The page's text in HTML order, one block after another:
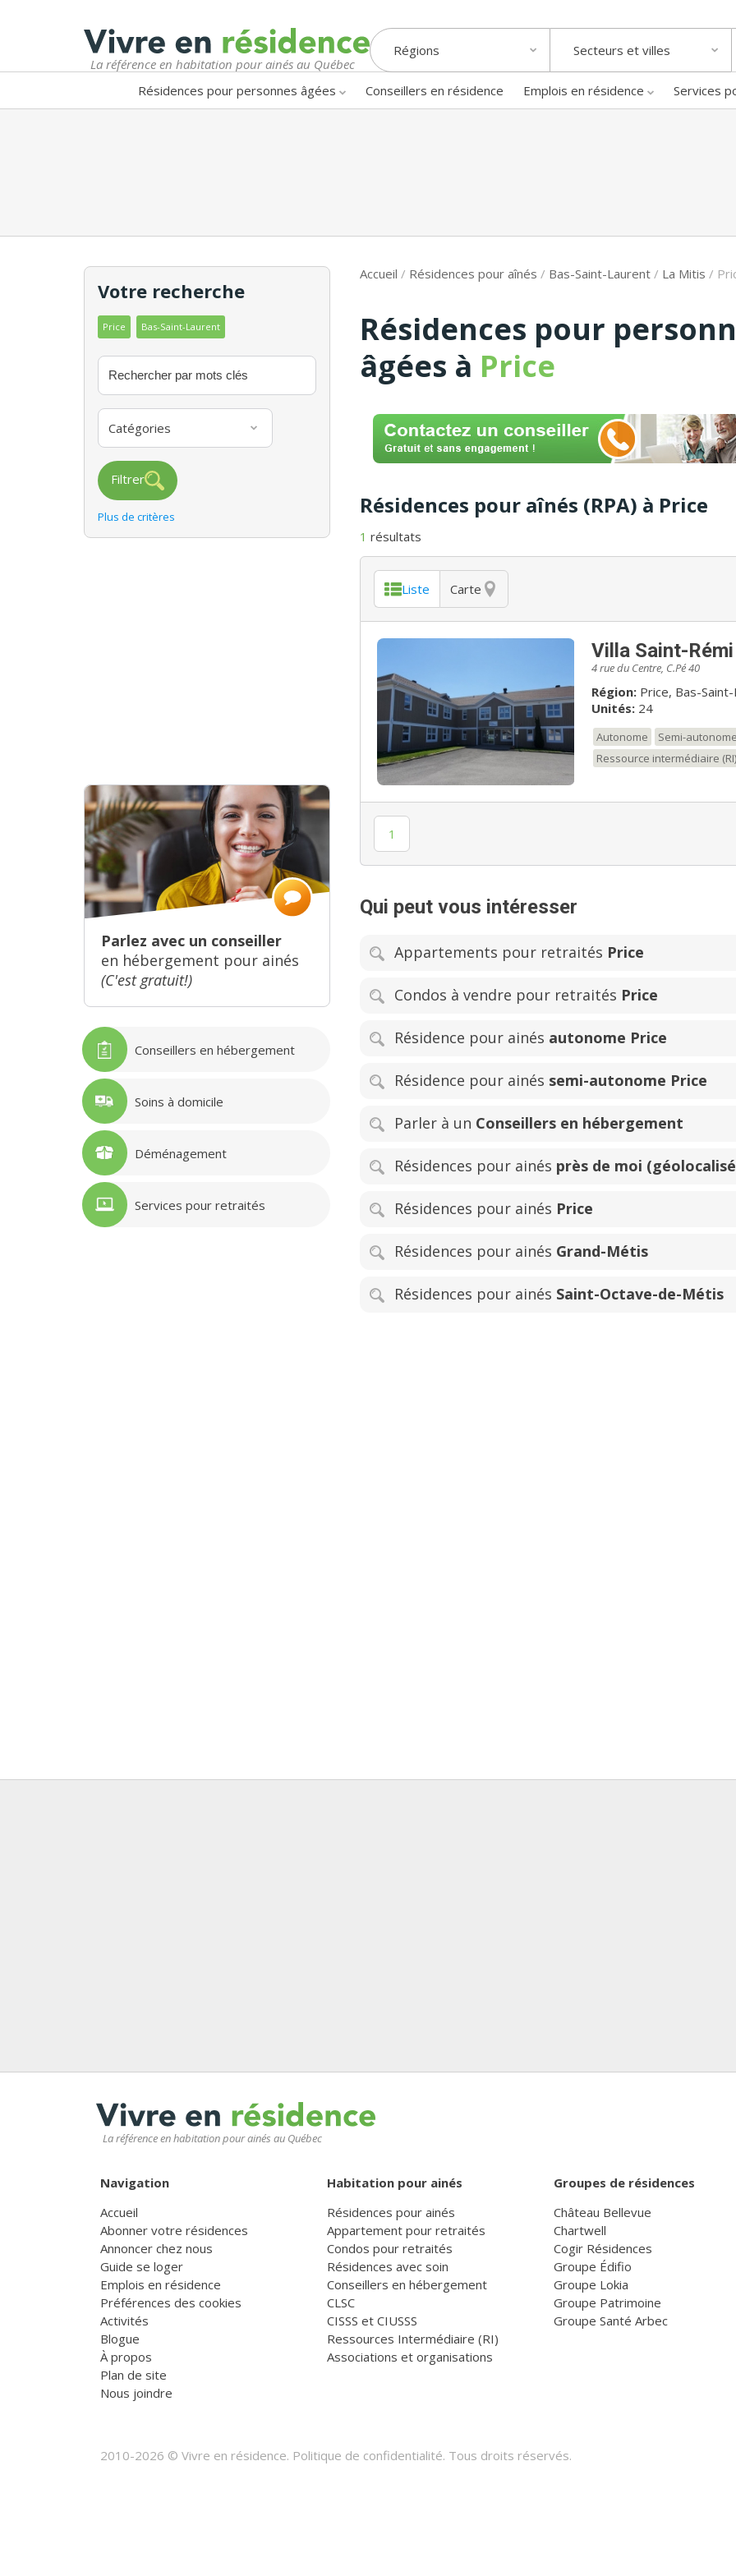
La référence en habitation pour ainés au Québec
Régions Secteurs et villes
Résidences pour personnes âgées Conseillers en résidence Emplois en résidence Services
Votre recherche
Price Bas-Saint-Laurent
Catégories
Filtrer
Plus de critères
Parlez avec un conseiller
en hébergement pour ainés
(C'est gratuit!)
Conseillers en hébergement
Soins à domicile
Déménagement
Services pour retraités
Accueil / Résidences pour aînés / Bas-Saint-Laurent / La Mitis /
Résidences pour
âgées à Price
Résidences pour aînés (RPA) à Price
1 résultats
Liste Carte
Villa Saint-Rémi
4 rue du Centre, C.Pé 40
Région: Price, Bas-
Unités:24
Autonome
Semi-
Ressource intermédiaire (RI)
1
Qui peut vous intéresser
Appartements pour retraités Price
Condos à vendre pour retraités Price
Résidence pour ainés autonome Price
Résidence pour ainés semi-autonome Price
Parler à un Conseillers en hébergement
Résidences pour ainés près de moi
Résidences pour ainés Price
Résidences pour ainés Grand-Métis
Résidences pour ainés Saint-Octave-de-Métis
La référence en habitation pour ainés au Québec
Navigation
Accueil
Abonner votre résidences
Annoncer chez nous
Guide se loger
Emplois en résidence
Préférences des cookies
Activités
Blogue
À propos
Plan de site
Nous joindre
Habitation pour ainés
Résidences pour ainés
Appartement pour retraités
Condos pour retraités
Résidences avec soin
Conseillers en hébergement
CLSC
CISSS et CIUSSS
Ressources Intermédiaire (RI)
Associations et organisations
Groupes de résidences
Château Bellevue
Chartwell
Cogir Résidences
Groupe Édifio
Groupe Lokia
Groupe Patrimoine
Groupe Santé Arbec
2010-2026 © Vivre en résidence. Politique de confidentialité. Tous droits réservés.